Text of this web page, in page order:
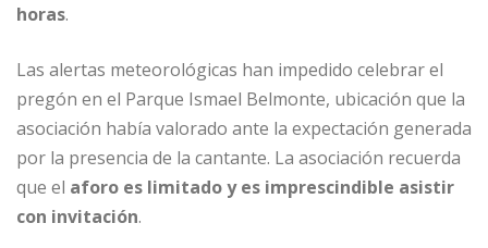
horas.
Las alertas meteorológicas han impedido celebrar el
pregón en el Parque Ismael Belmonte, ubicación que la
asociación había valorado ante la expectación generada
por la presencia de la cantante. La asociación recuerda
que el aforo es limitado y es imprescindible asistir
con invitación.